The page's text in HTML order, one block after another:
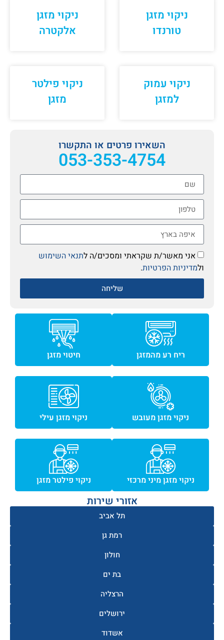
השאירו פרטים או התקשרו
053-353-4754
אני מאשר/ת שקראתי ומסכים/ה לתנאי השימוש
ולמדיניות הפרטיות.
שליחה
ריח רע מהמזגן חיטוי מזגן
ניקוי מזגן מעובש ניקוי מזגן עילי
ניקוי מזגן מיני מרכזי ניקוי פילטר מזגן
אזורי שירות
תל אביב
רמת גן
חולון
בת ים
הרצליה
ירושלים
אשדוד
ניקוי מזגן
טורנדו
ניקוי מזגן
אלקטרה
ניקוי עמוק
למזגן
ניקוי פילטר
מזגן